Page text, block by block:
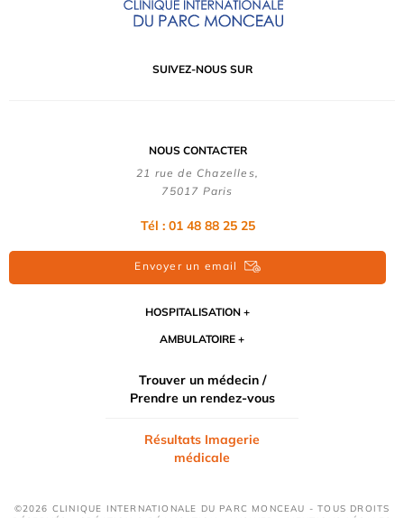
SUIVEZ-NOUS SUR
NOUS CONTACTER
21 rue de Chazelles,
75017 Paris
Tél : 01 48 88 25 25
Envoyer un email
HOSPITALISATION
AMBULATOIRE
Trouver un médecin /
Prendre un rendez-vous
Résultats Imagerie
médicale
©2026 CLINIQUE INTERNATIONALE DU PARC MONCEAU - TOUS DROITS